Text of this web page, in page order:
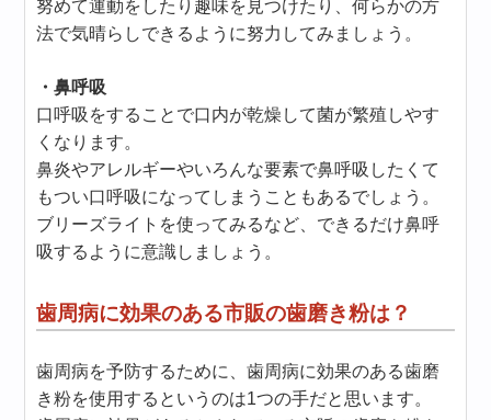
努めて運動をしたり趣味を見つけたり、何らかの方
法で気晴らしできるように努力してみましょう。
・鼻呼吸
口呼吸をすることで口内が乾燥して菌が繁殖しやす
くなります。
鼻炎やアレルギーやいろんな要素で鼻呼吸したくて
もつい口呼吸になってしまうこともあるでしょう。
ブリーズライトを使ってみるなど、できるだけ鼻呼
吸するように意識しましょう。
歯周病に効果のある市販の歯磨き粉は？
歯周病を予防するために、歯周病に効果のある歯磨
き粉を使用するというのは1つの手だと思います。